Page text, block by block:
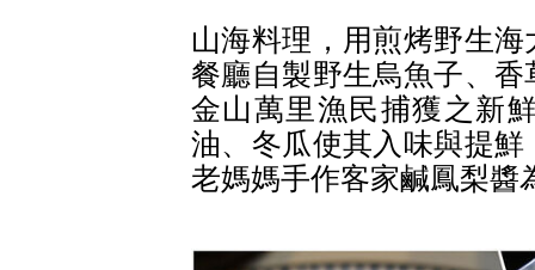
山海料理，用煎烤野生
餐廳自製野生烏魚子、
金山萬里漁民捕獲之新
油、冬瓜使其入味與提
老媽媽手作客家鹹鳳梨醬